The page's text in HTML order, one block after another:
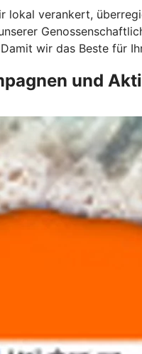
lokal verankert,
wir das Beste für
und